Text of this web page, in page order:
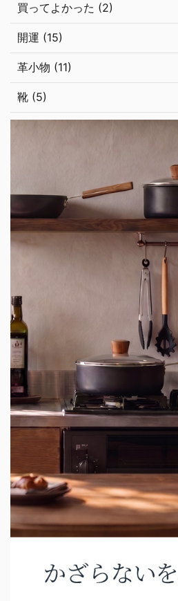
買ってよかった (2)
開運 (15)
革小物 (11)
靴 (5)